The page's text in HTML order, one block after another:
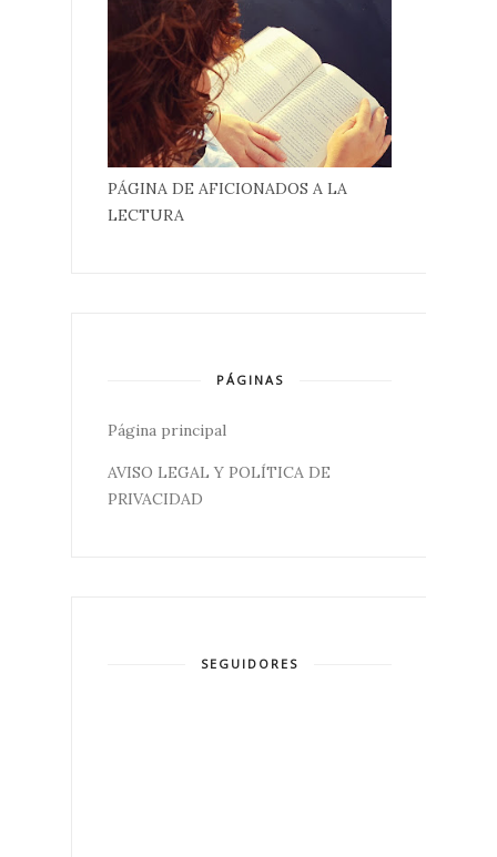
PÁGINA DE AFICIONADOS A LA
LECTURA
PÁGINAS
Página principal
AVISO LEGAL Y POLÍTICA DE
PRIVACIDAD
SEGUIDORES